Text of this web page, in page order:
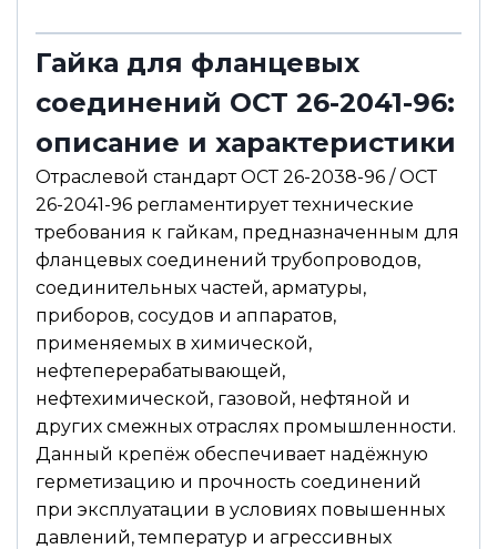
Гайка для фланцевых
соединений ОСТ 26-2041-96:
описание и характеристики
Отраслевой стандарт ОСТ 26-2038-96 / ОСТ
26-2041-96 регламентирует технические
требования к гайкам, предназначенным для
фланцевых соединений трубопроводов,
соединительных частей, арматуры,
приборов, сосудов и аппаратов,
применяемых в химической,
нефтеперерабатывающей,
нефтехимической, газовой, нефтяной и
других смежных отраслях промышленности.
Данный крепёж обеспечивает надёжную
герметизацию и прочность соединений
при эксплуатации в условиях повышенных
давлений, температур и агрессивных